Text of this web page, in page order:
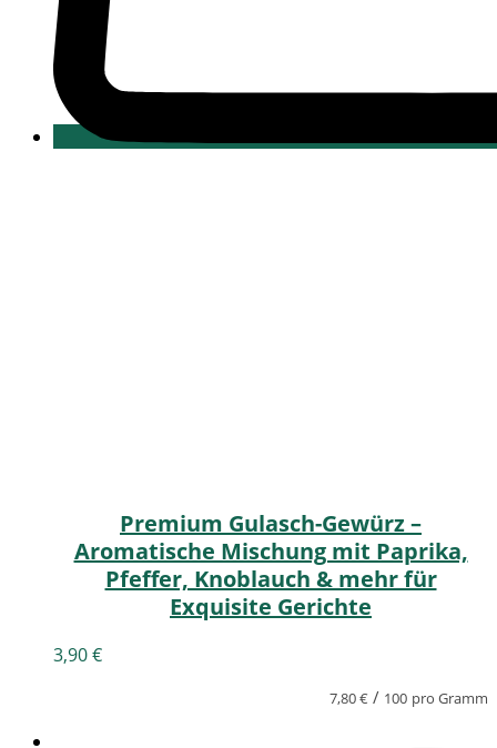
Premium Gulasch-Gewürz –
Aromatische Mischung mit Paprika,
Pfeffer, Knoblauch & mehr für
Exquisite Gerichte
3,90€
7,80€ / 100 pro Gramm